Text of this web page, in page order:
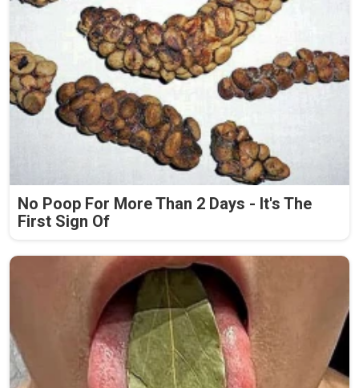
No Poop For More Than 2 Days - It's The
First Sign Of